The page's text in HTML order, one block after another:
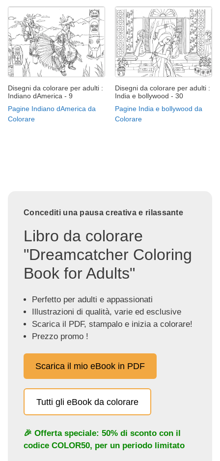
Disegni da colorare per adulti :
Indiano dAmerica - 9
Pagine Indiano dAmerica da
Colorare
Disegni da colorare per adulti :
India e bollywood - 30
Pagine India e bollywood da
Colorare
Concediti una pausa creativa e rilassante
Libro da colorare
"Dreamcatcher Coloring
Book for Adults"
Perfetto per adulti e appassionati
Illustrazioni di qualità, varie ed esclusive
Scarica il PDF, stampalo e inizia a colorare!
Prezzo promo !
Scarica il mio eBook in PDF
Tutti gli eBook da colorare
🎉 Offerta speciale: 50% di sconto con il
codice COLOR50, per un periodo limitato